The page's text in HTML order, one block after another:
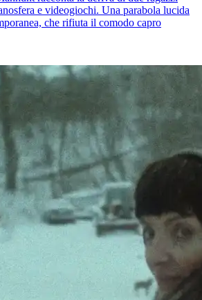
e videogiochi. Una parabola lucida
che rifiuta il comodo capro